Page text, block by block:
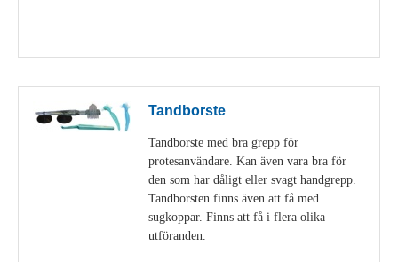
Tandborste
Tandborste med bra grepp för
protesanvändare. Kan även vara bra för
den som har dåligt eller svagt handgrepp.
Tandborsten finns även att få med
sugkoppar. Finns att få i flera olika
utföranden.